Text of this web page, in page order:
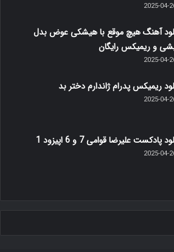
2025-04-
آهنگ هیچ موقع با هیشکی عوض بدل
و ریمیکس رایگان
2025-04-
ریمیکس پدرام ژاندارم دختر بد
2025-04-
پادکست علیرضا قوامی 7 و 6 اپیزود 1
2025-04-